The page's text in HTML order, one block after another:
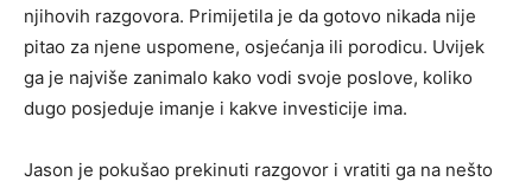
njihovih razgovora. Primijetila je da gotovo nikada nije
pitao za njene uspomene, osjećanja ili porodicu. Uvijek
ga je najviše zanimalo kako vodi svoje poslove, koliko
dugo posjeduje imanje i kakve investicije ima.
Jason je pokušao prekinuti razgovor i vratiti ga na nešto